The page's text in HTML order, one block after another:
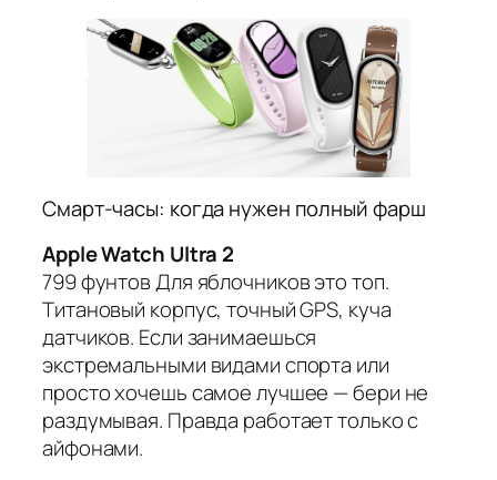
Смарт-часы: когда нужен полный фарш
Apple Watch Ultra 2
799 фунтов Для яблочников это топ.
Титановый корпус, точный GPS, куча
датчиков. Если занимаешься
экстремальными видами спорта или
просто хочешь самое лучшее — бери не
раздумывая. Правда работает только с
айфонами.